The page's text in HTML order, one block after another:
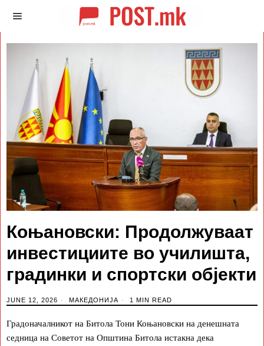
Коњановски: Продолжуваат
инвестициите во училишта,
градинки и спортски објекти
JUNE 12, 2026 МАКЕДОНИЈА 1 MIN READ
Градоначалникот на Битола Тони Коњановски на денешната
седница на Советот на Општина Битола истакна дека